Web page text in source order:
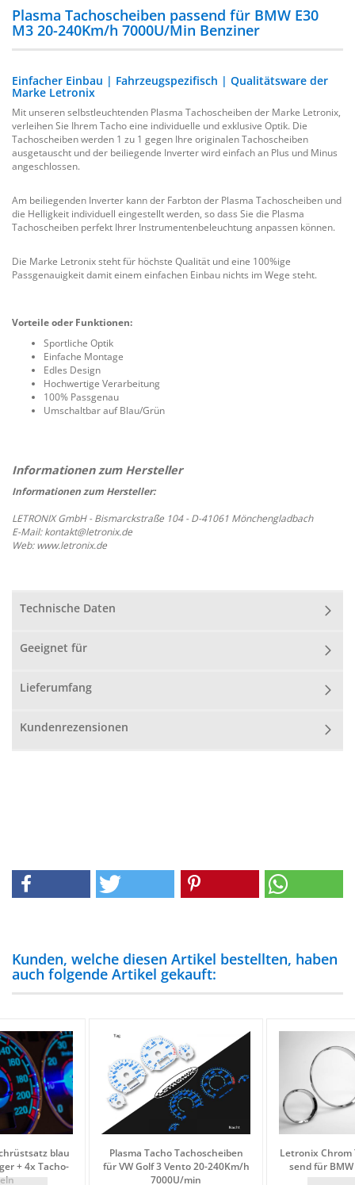
Plasma Tachoscheiben passend für BMW E30
M3 20-240Km/h 7000U/Min Benziner
Einfacher Einbau | Fahrzeugspezifisch | Qualitätsware der
Marke Letronix
Mit unseren selbstleuchtenden Plasma Tachoscheiben der Marke Letronix,
verleihen Sie Ihrem Tacho eine individuelle und exklusive Optik. Die
Tachoscheiben werden 1 zu 1 gegen Ihre originalen Tachoscheiben
ausgetauscht und der beiliegende Inverter wird einfach an Plus und Minus
angeschlossen.
Am beiliegenden Inverter kann der Farbton der Plasma Tachoscheiben und
die Helligkeit individuell eingestellt werden, so dass Sie die Plasma
Tachoscheiben perfekt Ihrer Instrumentenbeleuchtung anpassen können.
Die Marke Letronix steht für höchste Qualität und eine 100%ige
Passgenauigkeit damit einem einfachen Einbau nichts im Wege steht.
Vorteile oder Funktionen:
Sportliche Optik
Einfache Montage
Edles Design
Hochwertige Verarbeitung
100% Passgenau
Umschaltbar auf Blau/Grün
Informationen zum Hersteller:
LETRONIX GmbH - Bismarckstraße 104 - D-41061 Mönchengladbach
E-Mail: kontakt@letronix.de
Web: www.letronix.de
Technische Daten
Geeignet für
Lieferumfang
Kundenrezensionen
Kunden, welche diesen Artikel bestellten, haben
auch folgende Artikel gekauft:
blau
+ 4x Ta­cho­
Plas­ma Tacho Ta­cho­schei­ben
für VW Golf 3 Vento 20-​240Km/h
7000U/min
Le­tro­nix
send für